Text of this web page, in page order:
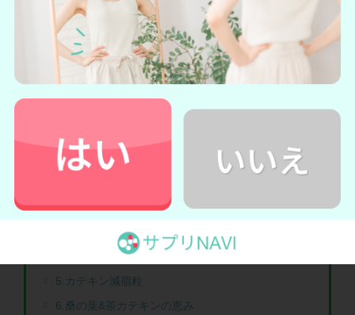
品質 臨床試験済み
公式サイト 公式サイトへ
2.シボヘール
3.大人のカロリミット
4.おなかの脂肪が気になる方のタブレット
5.カテキン減脂粒
6.桑の葉&茶カテキンの恵み